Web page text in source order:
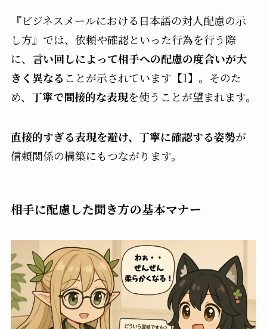
『ビジネスメールにおける日本語の対人配慮の示
し方』では、依頼や確認といった行為を行う際
に、 言い回しによって相手への配慮の度合いが大
きく異なる ことが示されています【1】。そのた
め、 丁寧で間接的な表現を使うことが望まれます。
直接的すぎる表現を避け、丁寧に確認する姿勢が
信頼関係の構築にもつながります。
相手に配慮した聞き方の基本マナー